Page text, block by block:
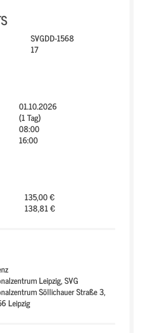
SVGDD-1568
17
01.10.2026
(1 Tag)
08:00
16:00
135,00 €
138,81 €
Leipzig,SVG
Söllichauer Straße 3,
Leipzig